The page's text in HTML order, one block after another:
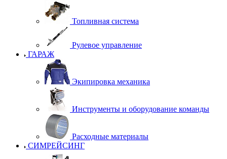
Топливная система
Рулевое управление
ГАРАЖ
Экипировка механика
Инструменты и оборудование команды
Расходные материалы
СИМРЕЙСИНГ